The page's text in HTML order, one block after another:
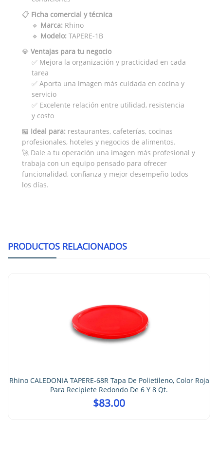
📋 Ficha comercial y técnica
🔹 Marca: Rhino
🔹 Modelo: TAPERE-1B
💎 Ventajas para tu negocio
✅ Mejora la organización y practicidad en cada
tarea
✅ Aporta una imagen más cuidada en cocina y
servicio
✅ Excelente relación entre utilidad, resistencia
y costo
🏪 Ideal para: restaurantes, cafeterías, cocinas
profesionales, hoteles y negocios de alimentos.
🚀 Dale a tu operación una imagen más profesional y
trabaja con un equipo pensado para ofrecer
funcionalidad, confianza y mejor desempeño todos
los días.
PRODUCTOS RELACIONADOS
De Polietileno, Color Roja
De 6 Y 8 Qt.